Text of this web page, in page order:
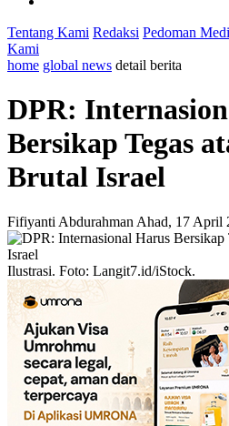
Tentang Kami Redaksi Pedoman
Kami
home global news detail berita
DPR:
Bersikap Tegas
Brutal Israel
Fifiyanti Abdurahman Ahad, 17 April
Ilustrasi. Foto: Langit7.id/iStock.